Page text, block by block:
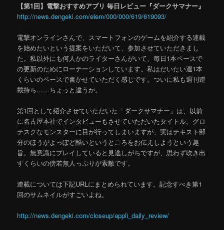
【第1回】電撃おすすめアプリ 毎日レビュー『ダークサマナー』
http://news.dengeki.com/elem/000/000/619/619093/
電撃オンラインさんで、スマートフォンのゲームを紹介する連載
を始めたいという提案をいただいて、参加させていただきまし
た。私以外にも何人かのライターさんがいて、毎日1本ペースで
の更新のためにローテーションしています。私はだいたい週1本
くらいのペースで書かせていただく感じです。ついに私も週刊連
載持ち……ちょっと違うか。
第1回として紹介させていただいた「ダークサマナー」は、以前
に名古屋本社でインタビューもさせていただいたタイトル。グロ
テスクなモンスターに目が行ってしまいますが、実はテキスト部
分のほうがよっぽど酷いというところをお伝えしようという趣
旨。無意識にプレイしていると見逃しがちですが、思わず吹き出
すくらいの傍若無人っぷりが素敵です。
連載については下記URLにまとめられています。記念すべき第1
回のサムネイルがすごいよね。
http://news.dengeki.com/closeup/appli_daily_review/